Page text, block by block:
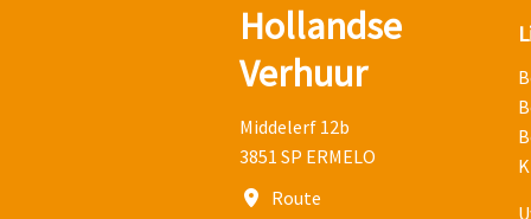
Hollandse
Verhuur
Middelerf 12b
3851 SP ERMELO
Route